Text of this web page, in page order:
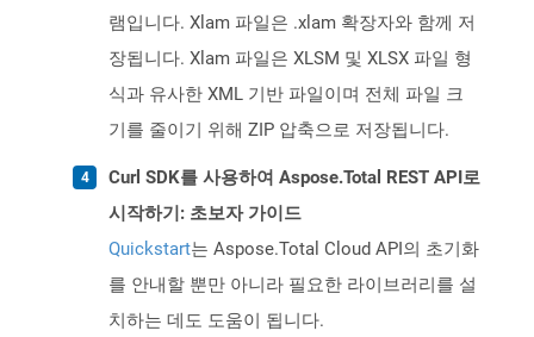
램입니다. Xlam 파일은 .xlam 확장자와 함께 저
장됩니다. Xlam 파일은 XLSM 및 XLSX 파일 형
식과 유사한 XML 기반 파일이며 전체 파일 크
기를 줄이기 위해 ZIP 압축으로 저장됩니다.
Curl SDK를 사용하여 Aspose.Total REST API로
시작하기: 초보자 가이드
Quickstart는 Aspose.Total Cloud API의 초기화
를 안내할 뿐만 아니라 필요한 라이브러리를 설
치하는 데도 도움이 됩니다.